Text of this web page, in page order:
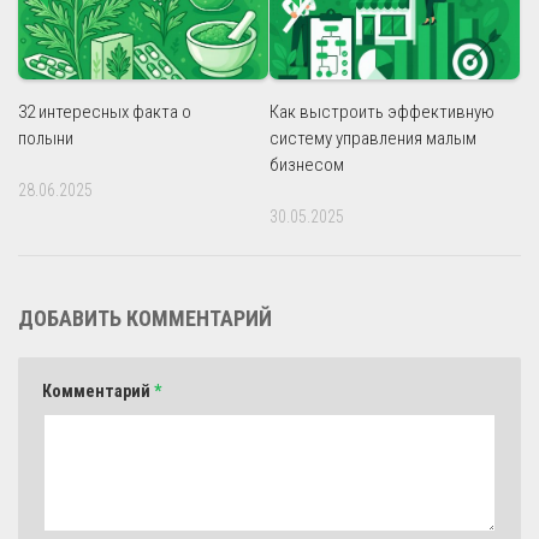
32 интересных факта о
полыни
28.06.2025
Как выстроить эффективную
систему управления малым
бизнесом
30.05.2025
ДОБАВИТЬ КОММЕНТАРИЙ
Комментарий *